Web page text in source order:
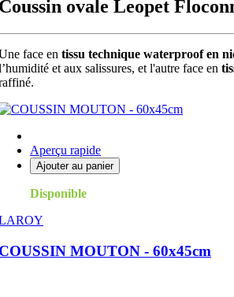
ovale Leopet
face en tissu technique waterproof en
et aux salissures, et l'autre face en
Aperçu rapide
Ajouter au panier
Disponible
MOUTON - 60x45cm